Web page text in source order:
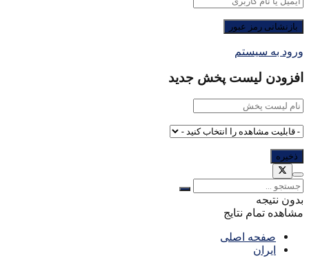
ورود به سیستم
افزودن لیست پخش جدید
بدون نتیجه
مشاهده تمام نتایج
صفحه اصلی
ایران